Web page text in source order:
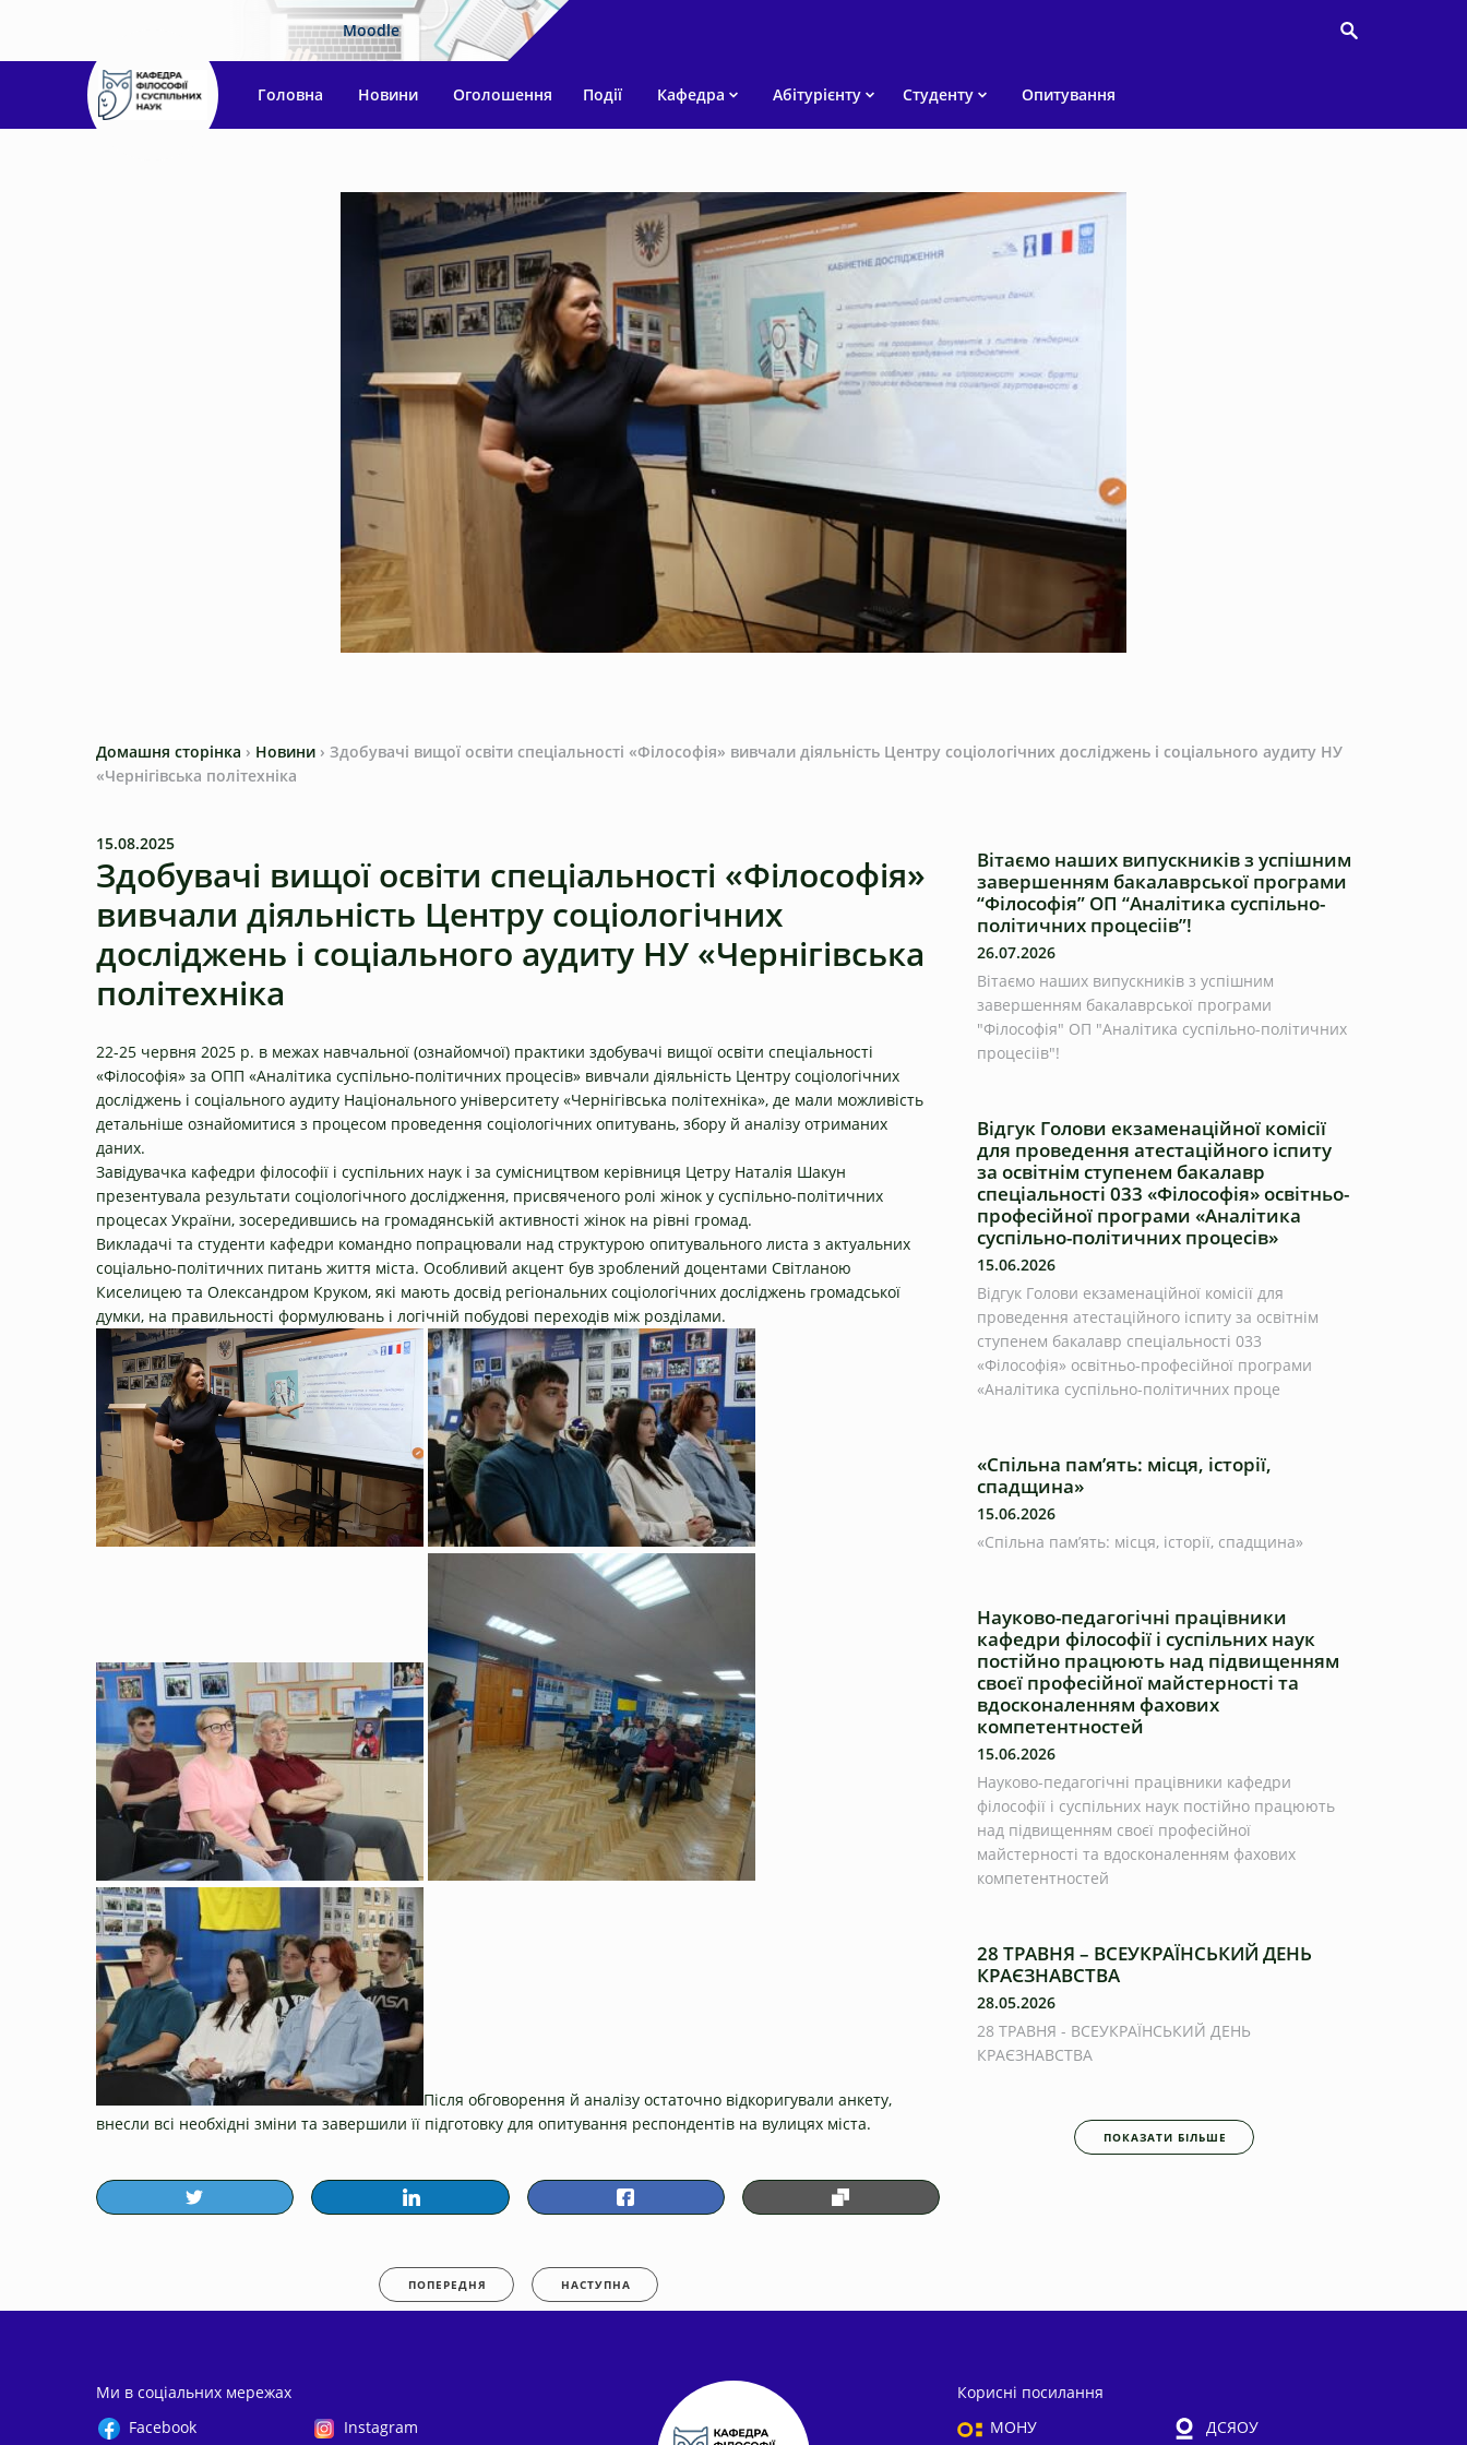
Moodle
Головна Новини Оголошення Події Кафедра Абітурієнту Студенту Опитування
Домашня сторінка › Новини › Здобувачі вищої освіти спеціальності «Філософія» вивчали діяльність Центру соціологічних досліджень і соціального аудиту НУ
«Чернігівська політехніка
15.08.2025
Здобувачі вищої освіти спеціальності «Філософія»
вивчали діяльність Центру соціологічних
досліджень і соціального аудиту НУ «Чернігівська
політехніка
22-25 червня 2025 р. в межах навчальної (ознайомчої) практики здобувачі вищої освіти спеціальності
«Філософія» за ОПП «Аналітика суспільно-політичних процесів» вивчали діяльність Центру соціологічних
досліджень і соціального аудиту Національного університету «Чернігівська політехніка», де мали можливість
детальніше ознайомитися з процесом проведення соціологічних опитувань, збору й аналізу отриманих
даних.
Завідувачка кафедри філософії і суспільних наук і за сумісництвом керівниця Цетру Наталія Шакун
презентувала результати соціологічного дослідження, присвяченого ролі жінок у суспільно-політичних
процесах України, зосередившись на громадянській активності жінок на рівні громад.
Викладачі та студенти кафедри командно попрацювали над структурою опитувального листа з актуальних
соціально-політичних питань життя міста. Особливий акцент був зроблений доцентами Світланою
Киселицею та Олександром Круком, які мають досвід регіональних соціологічних досліджень громадської
думки, на правильності формулювань і логічній побудові переходів між розділами.
Після обговорення й аналізу остаточно відкоригували анкету,
внесли всі необхідні зміни та завершили її підготовку для опитування респондентів на вулицях міста.
ПОПЕРЕДНЯ НАСТУПНА
Вітаємо наших випускників з успішним
завершенням бакалаврської програми
“Філософія” ОП “Аналітика суспільно-
політичних процесіів”!
26.07.2026
Вітаємо наших випускників з успішним
завершенням бакалаврської програми
"Філософія" ОП "Аналітика суспільно-політичних
процесіів"!
Відгук Голови екзаменаційної комісії
для проведення атестаційного іспиту
за освітнім ступенем бакалавр
спеціальності 033 «Філософія» освітньо-
професійної програми «Аналітика
суспільно-політичних процесів»
15.06.2026
Відгук Голови екзаменаційної комісії для
проведення атестаційного іспиту за освітнім
ступенем бакалавр спеціальності 033
«Філософія» освітньо-професійної програми
«Аналітика суспільно-політичних проце
«Спільна пам’ять: місця, історії,
спадщина»
15.06.2026
«Спільна пам’ять: місця, історії, спадщина»
Науково-педагогічні працівники
кафедри філософії і суспільних наук
постійно працюють над підвищенням
своєї професійної майстерності та
вдосконаленням фахових
компетентностей
15.06.2026
Науково-педагогічні працівники кафедри
філософії і суспільних наук постійно працюють
над підвищенням своєї професійної
майстерності та вдосконаленням фахових
компетентностей
28 ТРАВНЯ – ВСЕУКРАЇНСЬКИЙ ДЕНЬ
КРАЄЗНАВСТВА
28.05.2026
28 ТРАВНЯ - ВСЕУКРАЇНСЬКИЙ ДЕНЬ
КРАЄЗНАВСТВА
ПОКАЗАТИ БІЛЬШЕ
Ми в соціальних мережах
Facebook
Instagram
Корисні посилання
МОНУ
ДСЯОУ